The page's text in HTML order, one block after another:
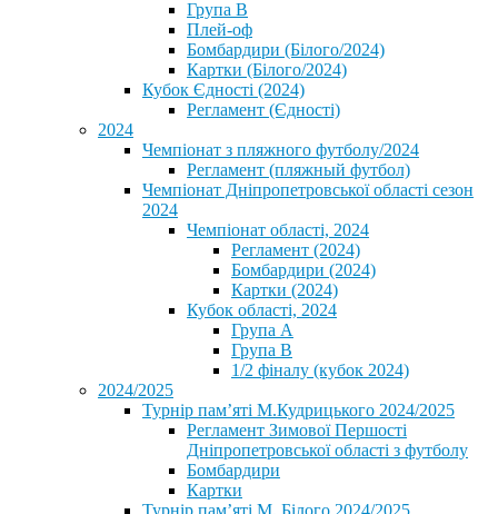
Група В
Плей-оф
Бомбардири (Білого/2024)
Картки (Білого/2024)
Кубок Єдності (2024)
Регламент (Єдності)
2024
Чемпіонат з пляжного футболу/2024
Регламент (пляжный футбол)
Чемпіонат Дніпропетровської області сезон
2024
Чемпіонат області, 2024
Регламент (2024)
Бомбардири (2024)
Картки (2024)
Кубок області, 2024
Група А
Група В
1/2 фіналу (кубок 2024)
2024/2025
Турнір пам’яті М.Кудрицького 2024/2025
Регламент Зимової Першості
Дніпропетровської області з футболу
Бомбардири
Картки
Турнір пам’яті М. Білого 2024/2025